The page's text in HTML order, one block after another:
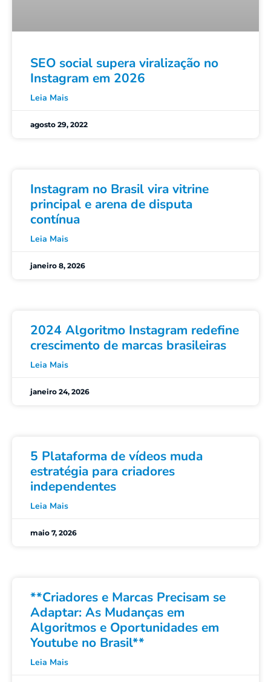
SEO social supera viralização no
Instagram em 2026
Leia Mais
agosto 29, 2022
Instagram no Brasil vira vitrine
principal e arena de disputa
contínua
Leia Mais
janeiro 8, 2026
2024 Algoritmo Instagram redefine
crescimento de marcas brasileiras
Leia Mais
janeiro 24, 2026
5 Plataforma de vídeos muda
estratégia para criadores
independentes
Leia Mais
maio 7, 2026
**Criadores e Marcas Precisam se
Adaptar: As Mudanças em
Algoritmos e Oportunidades em
Youtube no Brasil**
Leia Mais